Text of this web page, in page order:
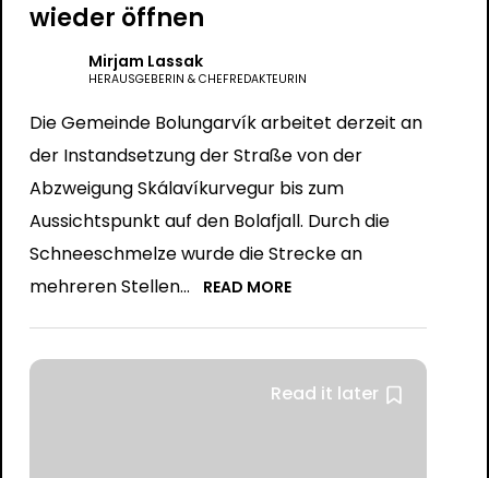
wieder öffnen
Mirjam Lassak
HERAUSGEBERIN & CHEFREDAKTEURIN
Die Gemeinde Bolungarvík arbeitet derzeit an
der Instandsetzung der Straße von der
Abzweigung Skálavíkurvegur bis zum
Aussichtspunkt auf den Bolafjall. Durch die
Schneeschmelze wurde die Strecke an
mehreren Stellen...
READ MORE
Read it later